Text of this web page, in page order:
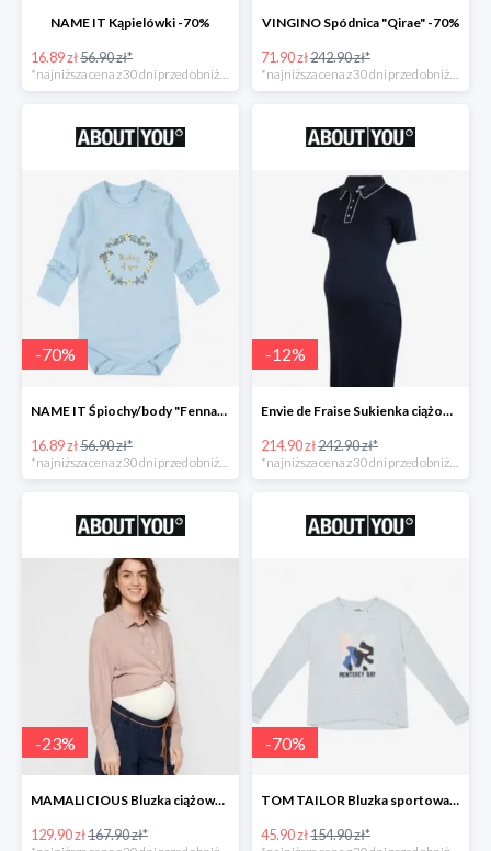
NAME IT Kąpielówki -70%
16.89 zł56.90 zł*
VINGINO Spódnica "Qirae" -70%
71.90 zł242.90 zł*
-70%
NAME IT Śpiochy/body "Fenna" -70%
16.89 zł56.90 zł*
*najniższa cena z 30 dni przed obniżką
-12%
Envie de Fraise Sukienka ciążowa "Chantal" -12%
214.90 zł242.90 zł*
*najniższa cena z 30 dni przed obniżką
-23%
MAMALICIOUS Bluzka ciążowa -23%
129.90 zł167.90 zł*
-70%
TOM TAILOR Bluzka sportowa -70%
45.90 zł154.90 zł*